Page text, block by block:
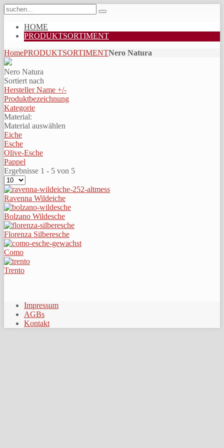
HOME
PRODUKTSORTIMENT
HomePRODUKTSORTIMENTNero Natura
Nero Natura
Sortiert nach
Hersteller Name +/-
Produktbezeichnung
Kategorie
Material:
Material auswählen
Eiche
Esche
Olive-Esche
Pappel
Ergebnisse 1 - 5 von 5
Ravenna Wildeiche
Bolzano Wildesche
Florenza Silberesche
Como
Trento
Impressum
AGBs
Kontakt